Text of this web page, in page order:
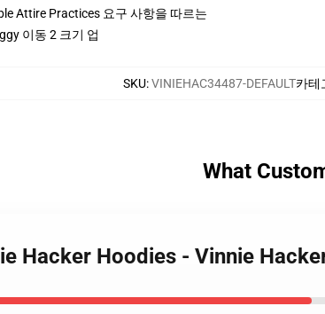
Attire Practices 요구 사항을 따르는
이동 2 크기 업
SKU:VINIEHAC34487-DEFAULT카테
What
Hacker Hoodies - Vinnie